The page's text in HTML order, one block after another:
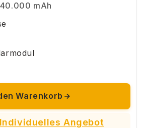
40.000 mAh
Warenkorb
Individuelles Angebot